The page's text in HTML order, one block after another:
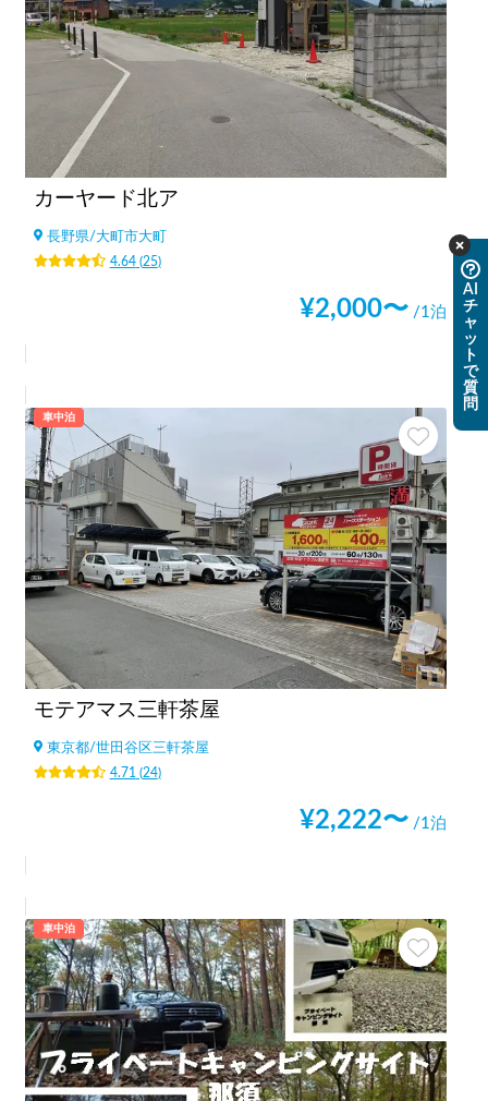
カーヤード北ア
長野県/大町市大町
4.64(25)
¥2,000〜 /1泊
車中泊
モテアマス三軒茶屋
東京都/世田谷区三軒茶屋
4.71 (24)
¥2,222〜 /1泊
車中泊
AI
チ
ャ
ッ
ト
で
質
問